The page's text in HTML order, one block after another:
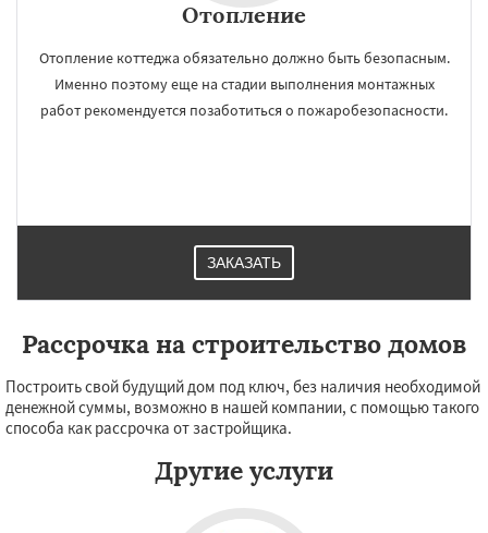
Отопление
Отопление коттеджа обязательно должно быть безопасным.
Именно поэтому еще на стадии выполнения монтажных
работ рекомендуется позаботиться о пожаробезопасности.
ЗАКАЗАТЬ
Рассрочка на строительство домов
Построить свой будущий дом под ключ, без наличия необходимой
денежной суммы, возможно в нашей компании, с помощью такого
способа как рассрочка от застройщика.
Другие услуги